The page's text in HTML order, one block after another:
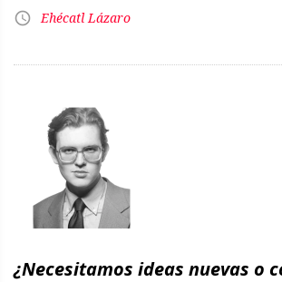
Ehécatl Lázaro
¿Necesitamos ideas nuevas o